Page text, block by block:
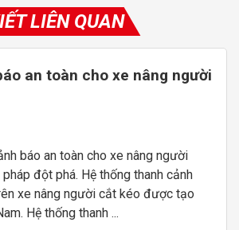
LIÊN QUAN
an toàn cho xe nâng người
báo an toàn cho xe nâng người
đột phá. Hệ thống thanh cảnh
xe nâng người cắt kéo được tạo
Hệ thống thanh ...